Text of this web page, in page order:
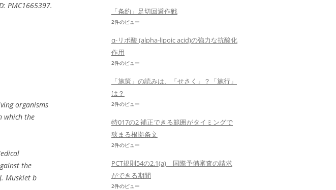
PMC1665397.
organisms
which the
the
Muskiet b
「条約」足切回避作戦
2件のビュー
α-リポ酸 (alpha-lipoic acid)の強力な抗酸化
作用
2件のビュー
「施策」の読みは、「せさく」？「施行」
は？
2件のビュー
特017の2 補正できる範囲がタイミングで
狭まる根拠条文
2件のビュー
PCT規則54の2.1(a) 国際予備審査の請求
ができる期間
2件のビュー